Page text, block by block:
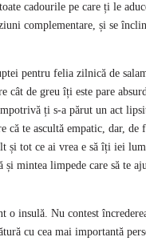
cadourile pe care ți le
complementare, și se
pentru felia zilnică de
cât de greu îți este pare
ți s-a părut un act
că te ascultă empatic, dar,
și tot ce ai vrea e să îți iei
și mintea limpede care să te
o insulă. Nu contest
cu cea mai importantă